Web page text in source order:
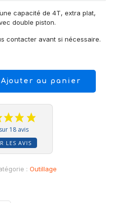
capacité de 4T, extra plat,
double piston.
contacter avant si nécessaire.
Ajouter au panier
18 avis
LES AVIS
: Outillage